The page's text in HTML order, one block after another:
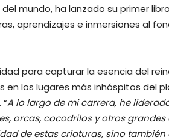
mundo, ha lanzado su primer
aprendizajes e inmersiones al
para capturar la esencia del
en los lugares más inhóspitos del
A lo largo de mi carrera, he
orcas, cocodrilos y otros
de estas criaturas, sino